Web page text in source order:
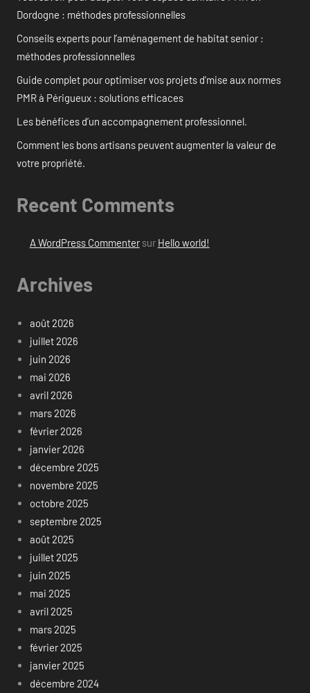
Dordogne : méthodes professionnelles
Conseils experts pour l’aménagement de habitat senior :
méthodes professionnelles
Guide complet pour optimiser vos projets d’mise aux normes
PMR à Périgueux : solutions efficaces
Les bénéfices d’un accompagnement professionnel.
Comment les bons artisans peuvent augmenter la valeur de
votre propriété.
Recent Comments
A WordPress Commentersur Hello world!
Archives
août 2026
juillet 2026
juin 2026
mai 2026
avril 2026
mars 2026
février 2026
janvier 2026
décembre 2025
novembre 2025
octobre 2025
septembre 2025
août 2025
juillet 2025
juin 2025
mai 2025
avril 2025
mars 2025
février 2025
janvier 2025
décembre 2024